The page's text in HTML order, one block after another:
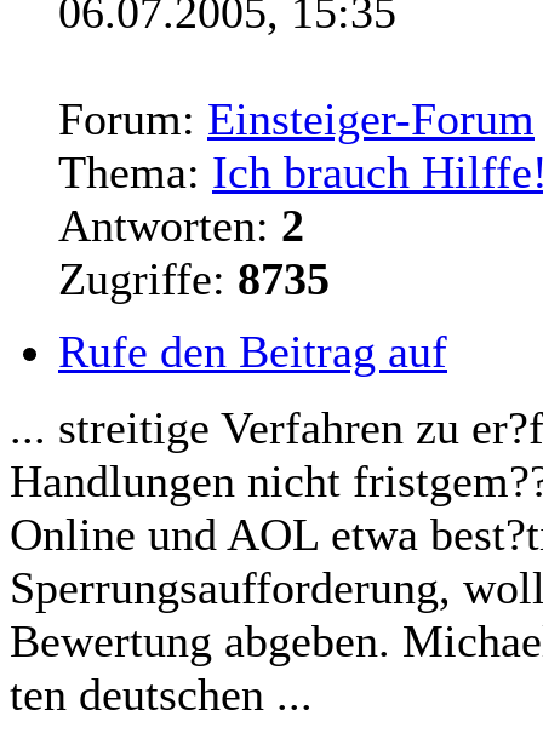
06.07.2005, 15:35
Forum: Einsteiger-Forum
Thema: Ich brauch
Antworten: 2
Zugriffe: 8735
Rufe den Beitrag auf
... streitige Verfahren zu
Handlungen nicht
Online und AOL etwa best?
Sperrungsaufforderung,
Bewertung abgeben.
ten deutschen ...